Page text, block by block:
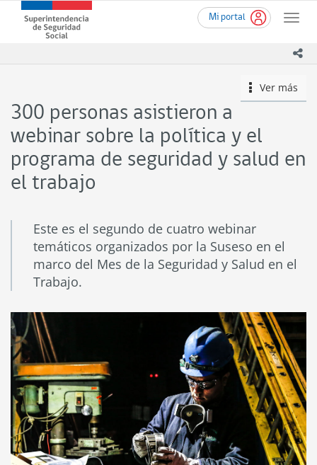
contenido
Mi portal
Toggle
Superintendencia
de
Gobierno
de
Chile
icono
Ver más
300 personas asistieron a
webinar sobre la política y el
programa de seguridad y salud en
el trabajo
Este es el segundo de cuatro webinar
temáticos organizados por la Suseso en el
marco del Mes de la Seguridad y Salud en el
Trabajo.